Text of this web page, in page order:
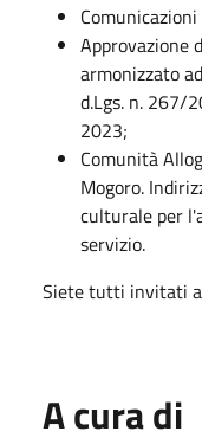
Approvazione
armonizzato
d.Lgs. n. 267/
2023;
Comunità
Mogoro.
culturale per
servizio.
Siete tutti invitati
A cura di